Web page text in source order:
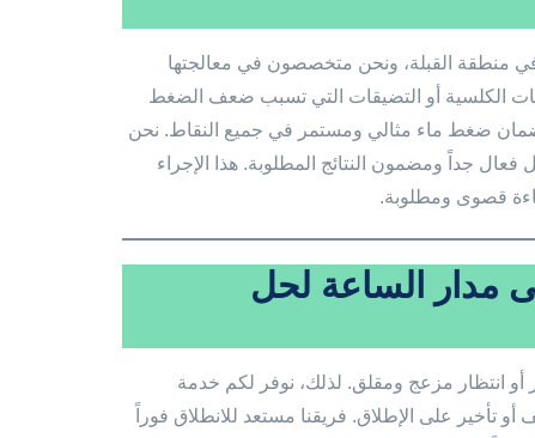
منطقة القبلة، ونحن متخصصون في معالجتها
الكلسية أو التضيقات التي تسبب ضعف الضغط
ضغط ماء مثالي ومستمر في جميع النقاط. نحن
جداً ومضمون النتائج المطلوبة. هذا الإجراء
قصوى ومطلوبة.
مدار الساعة لحل
أو انتظار مزعج ومقلق. لذلك، نوفر لكم خدمة
تأخير على الإطلاق. فريقنا مستعد للانطلاق فوراً